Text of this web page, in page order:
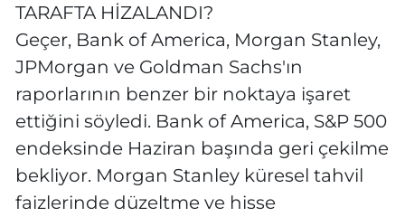
TARAFTA HİZALANDI?
Geçer, Bank of America, Morgan Stanley,
JPMorgan ve Goldman Sachs'ın
raporlarının benzer bir noktaya işaret
ettiğini söyledi. Bank of America, S&P 500
endeksinde Haziran başında geri çekilme
bekliyor. Morgan Stanley küresel tahvil
faizlerinde düzeltme ve hisse